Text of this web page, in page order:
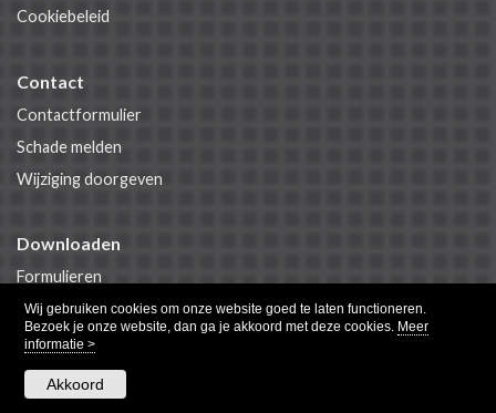
Wij gebruiken cookies om onze website goed te laten functioneren.
Bezoek je onze website, dan ga je akkoord met deze cookies. Meer
informatie >
Akkoord
Cookiebeleid
Contact
Contactformulier
Schade melden
Wijziging doorgeven
Downloaden
Formulieren
Polisvoorwaarden